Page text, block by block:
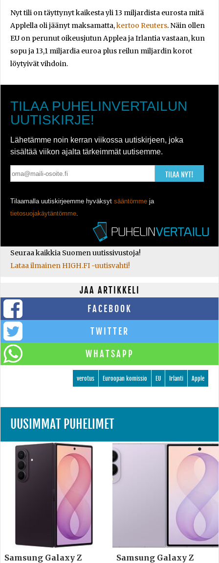
Nyt tili on täyttynyt kaikesta yli 13 miljardista eurosta mitä
Applella oli jäänyt maksamatta,kertoo Reuters. Näin ollen
EU on perunut oikeusjutun Applea ja Irlantia vastaan, kun
sopu ja 13,1 miljardia euroa plus reilun miljardin korot
löytyivät vihdoin.
TILAA PUHELINVERTAILUN
UUTISKIRJE!
Lähetämme noin kerran viikossa uutiskirjeen, joka
sisältää viikon ajalta tärkeimmät uutisemme.
TILAA NYT!
Tilaamalla uutiskirjeemme hyväksyt sääntömme ja
tietosuojakäytäntömme.
Seuraa kaikkia Suomen uutissivustoja!
Lataa ilmainen HIGH.FI -uutisvahti!
JAA ARTIKKELI
FACEBOOK
TWITTER
WHATSAPP
Apple
Irlanti
EU
Euroopan komissio
verotus
UUSIMMAT PUHELIMET
Samsung Galaxy Z
Samsung Galaxy Z